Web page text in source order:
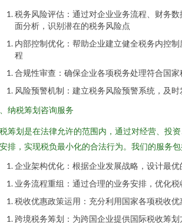
税务风险评估：通过对企业业务流程、财务
面分析，识别潜在的税务风险点
内部控制优化：帮助企业建立健全税务内控
程
合规性审查：确保企业各项税务处理符合国
风险预警机制：建立税务风险预警系统，及
纳税筹划咨询服务
筹划是在法律允许的范围内，通过对经营、投
排，实现税负最小化的合法行为。我们的服务包
企业架构优化：根据企业发展战略，设计最
业务流程重组：通过合理的业务安排，优化税
税收优惠政策运用：充分利用国家各项税收优
跨境税务筹划：为跨国企业提供国际税收筹划